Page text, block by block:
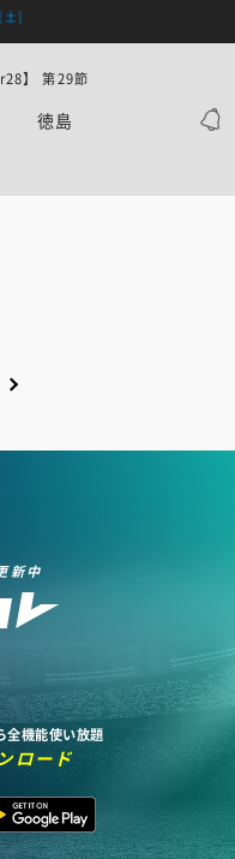
[土]
徳島
】 第29節
新中
全機能使い放題
ロード